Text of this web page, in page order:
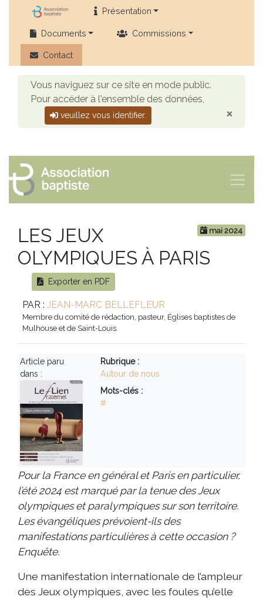
Présentation
Documents Commissions
Contact
Vous naviguez sur ce site en mode public.
Pour accéder à l'ensemble des données,
veuillez vous identifier. ×
mai 2024
LES JEUX
OLYMPIQUES À PARIS
Exporter en PDF
PAR : JEAN-MARC BELLEFLEUR
Membre du comité de rédaction, pasteur, Églises baptistes de
Mulhouse et de Saint-Louis.
Article paru
dans :
Rubrique :
Autour de nous
Mots-clés :
#
Pour la France en général et Paris en particulier,
l’été 2024 est marqué par la tenue des Jeux
olympiques et paralympiques sur son territoire.
Les évangéliques prévoient-ils des
manifestations particulières à cette occasion ?
Enquête.
Une manifestation internationale de l’ampleur
des Jeux olympiques, avec les foules qu’elle